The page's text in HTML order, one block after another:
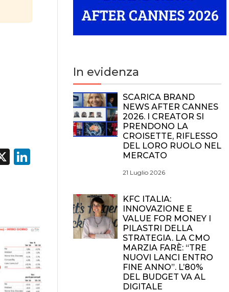
X LinkedIn
In evidenza
SCARICA BRAND
NEWS AFTER CANNES
2026. I CREATOR SI
PRENDONO LA
CROISETTE, RIFLESSO
DEL LORO RUOLO NEL
MERCATO
21 Luglio 2026
KFC ITALIA:
INNOVAZIONE E
VALUE FOR MONEY I
PILASTRI DELLA
STRATEGIA. LA CMO
MARZIA FARÈ: “TRE
NUOVI LANCI ENTRO
FINE ANNO”. L’80%
DEL BUDGET VA AL
DIGITALE